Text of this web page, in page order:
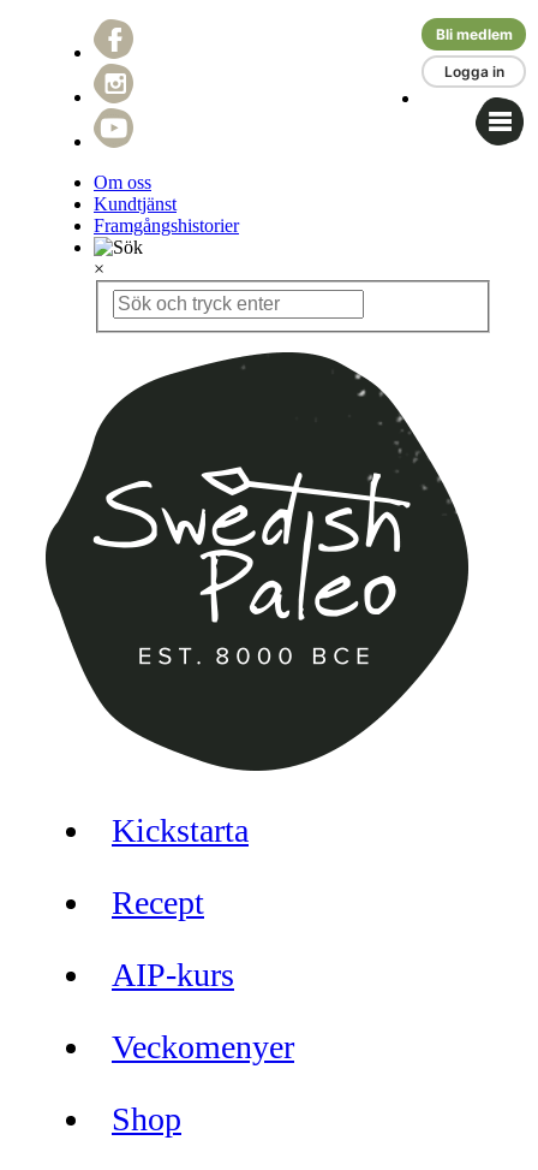
Om oss
Kundtjänst
Framgångshistorier
×
Bli medlem
Logga in
Kickstarta
Recept
AIP-kurs
Veckomenyer
Shop